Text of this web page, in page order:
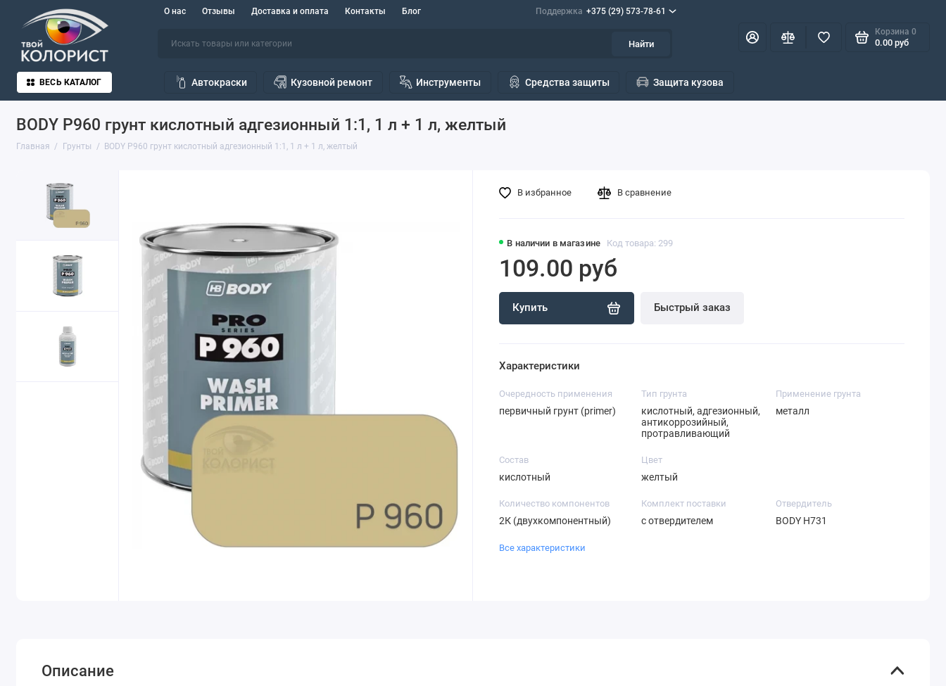
О нас Отзывы Доставка и оплата Контакты Блог Поддержка +375 (29) 573-78-61
Найти
Корзина 0
0.00 руб
ВЕСЬ КАТАЛОГ Автокраски Кузовной ремонт Инструменты Средства защиты Защита кузова
BODY P960 грунт кислотный адгезионный 1:1, 1 л + 1 л, желтый
Главная Грунты BODY P960 грунт кислотный адгезионный 1:1, 1 л + 1 л, желтый
В наличии в магазине Код товара: 299
109.00 руб
Купить Быстрый заказ
В избранное В сравнение
Характеристики
Очередность применения
первичный грунт (primer)
Тип грунта
кислотный, адгезионный,
антикоррозийный,
протравливающий
Применение грунта
металл
Состав
кислотный
Цвет
желтый
Количество компонентов
2К (двухкомпонентный)
Комплект поставки
с отвердителем
Отвердитель
BODY H731
Все характеристики
Описание